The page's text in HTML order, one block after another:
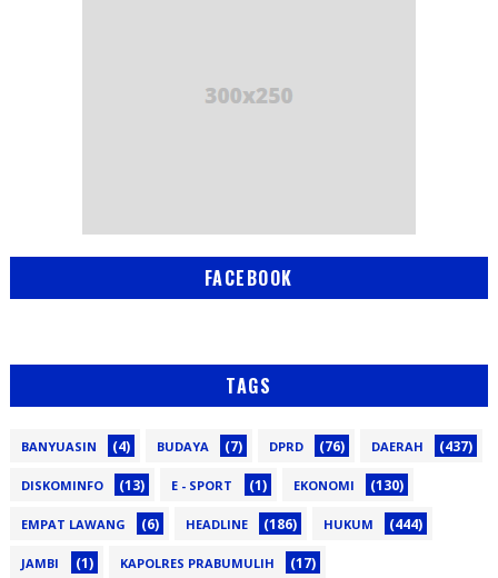
FACEBOOK
TAGS
BANYUASIN (4) BUDAYA (7) DPRD (76) DAERAH (437)
DISKOMINFO (13) E - SPORT (1) EKONOMI (130)
EMPAT LAWANG (6) HEADLINE (186) HUKUM (444)
JAMBI (1) KAPOLRES PRABUMULIH (17)